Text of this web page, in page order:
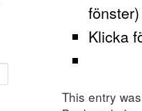
fönster)
Klicka
This entry